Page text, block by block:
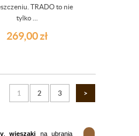
TRADO to nie
tylko ...
269,00zł
1 2 3 >
,wieszaki na ubrania